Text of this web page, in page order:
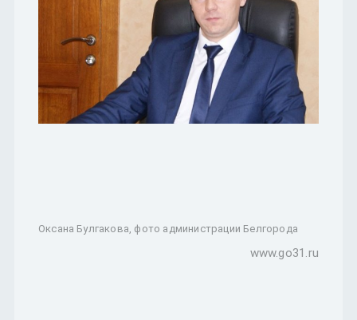
Оксана Булгакова, фото администрации Белгорода
www.go31.ru